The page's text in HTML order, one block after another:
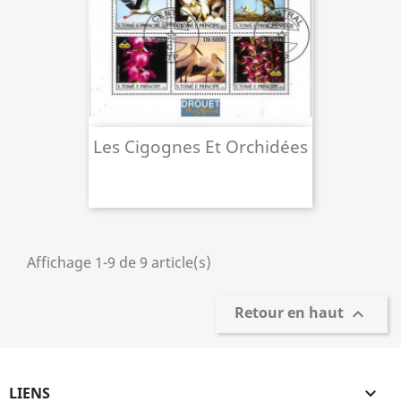
Les Cigognes Et Orchidées
Affichage 1-9 de 9 article(s)
Retour en haut 
LIENS 